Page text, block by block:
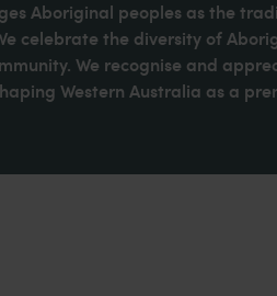
Aboriginal peoples as the
celebrate the diversity of
We recognise and
Western Australia as a